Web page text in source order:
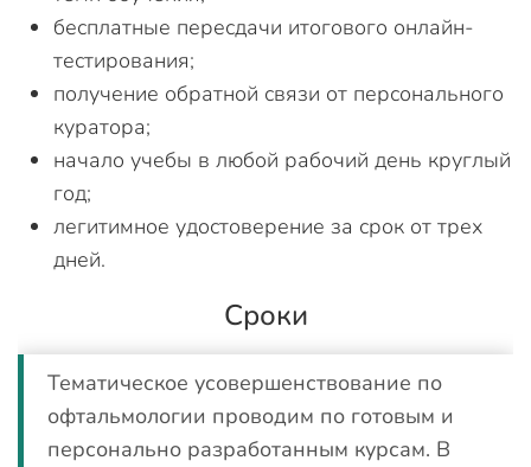
бесплатные пересдачи итогового онлайн-
тестирования;
получение обратной связи от персонального
куратора;
начало учебы в любой рабочий день круглый
год;
легитимное удостоверение за срок от трех
дней.
Сроки
Тематическое усовершенствование по
офтальмологии проводим по готовым и
персонально разработанным курсам. В